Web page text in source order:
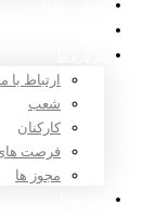
ارتباط با
شعب
کارکنان
فرصت
مجوز ها